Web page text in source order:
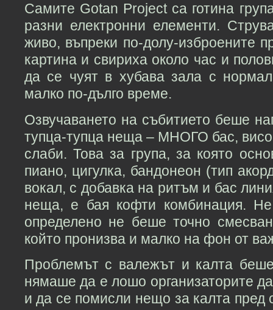
Самите Gotan Project са готина
разни електронни елементи.
живо, въпреки по-долу-изброените
картина и свириха около час и
да се чуят в хубава зала с
малко по-дълго време.
Озвучаването на събитието беше
тупца-тупца неща – МНОГО бас,
слаби. Това за група, за която
пиано, цигулка, бандонеон (тип
вокал, с добавка на ритъм и бас
неща, е бая кофти комбинация.
определено не беше точно
който пронизва и малко на фон от
Проблемът с валежът и калта
нямаше да е лошо организаторите
и да се помисли нещо за калта пред